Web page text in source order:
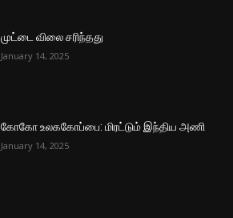
முட்டை விலை சரிந்தது
January 14, 2025
கோகோ உலககோப்பை: மிரட்டும் இந்திய அணி
January 14, 2025